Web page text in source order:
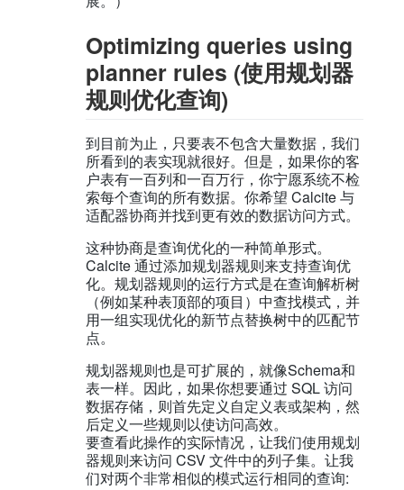
Optimizing queries using
planner rules (使用规划器
规则优化查询)
到目前为止，只要表不包含大量数据，我们
所看到的表实现就很好。但是，如果你的客
户表有一百列和一百万行，你宁愿系统不检
索每个查询的所有数据。你希望 Calcite 与
适配器协商并找到更有效的数据访问方式。
这种协商是查询优化的一种简单形式。
Calcite 通过添加规划器规则来支持查询优
化。规划器规则的运行方式是在查询解析树
（例如某种表顶部的项目）中查找模式，并
用一组实现优化的新节点替换树中的匹配节
点。
规划器规则也是可扩展的，就像Schema和
表一样。因此，如果你想要通过 SQL 访问
数据存储，则首先定义自定义表或架构，然
后定义一些规则以使访问高效。
要查看此操作的实际情况，让我们使用规划
器规则来访问 CSV 文件中的列子集。让我
们对两个非常相似的模式运行相同的查询: